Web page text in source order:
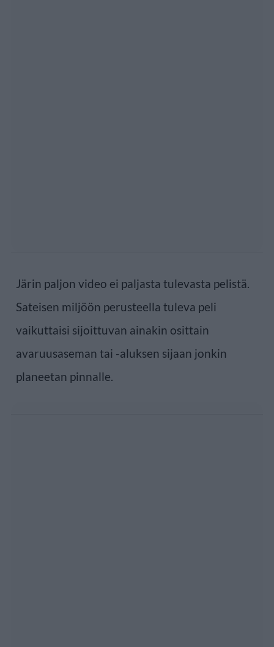
Järin paljon video ei paljasta tulevasta pelistä.
Sateisen miljöön perusteella tuleva peli
vaikuttaisi sijoittuvan ainakin osittain
avaruusaseman tai -aluksen sijaan jonkin
planeetan pinnalle.